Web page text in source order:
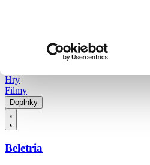
Hry
Filmy
Doplnky
Beletria